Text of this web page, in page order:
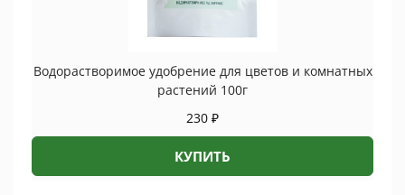
Водорастворимое удобрение для цветов и комнатных
растений 100г
230 ₽
КУПИТЬ